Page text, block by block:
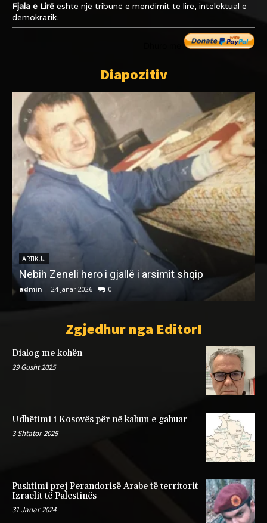
Fjala e Lirë është një tribunë e mendimit të lirë, intelektual e
demokratik.
Diapozitiv
REAGIMET E SHTYPIT NDËRKOMBËTAR NDAJ
DEMONSTRATAVE TË KOSOVËS: NJË
DOKUMENT “TOP SEKRET” I VITIT 1981 (VI)
admin 17 Mars 2025 0
Zgjedhur nga EditorI
Dialog me kohën
29 Gusht 2025
Udhëtimi i Kosovës për në kahun e gabuar
3 Shtator 2025
Pushtimi prej Perandorisë Arabe të territorit
Izraelit të Palestinës
31 Janar 2024